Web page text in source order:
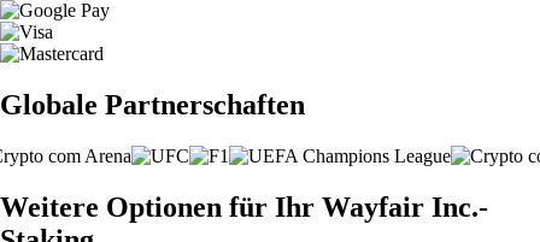
Globale Partnerschaften
Weitere Optionen für Ihr Wayfair Inc.-